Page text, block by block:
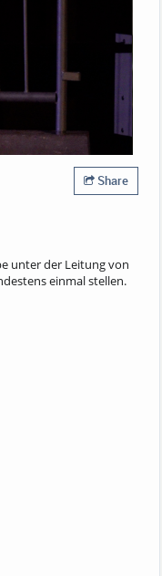
Share
unter der Leitung von
einmal stellen.